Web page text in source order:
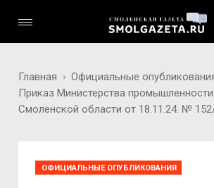
Главная
Официальные
Приказ Министерства промышленности
Смоленской области от 18.11.24. №
ОФИЦИАЛЬНЫЕ ОПУБЛИКОВАНИЯ